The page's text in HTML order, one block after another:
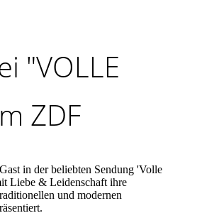
"VOLLE
ZDF
in der beliebten Sendung 'Volle
Liebe & Leidenschaft ihre
und modernen